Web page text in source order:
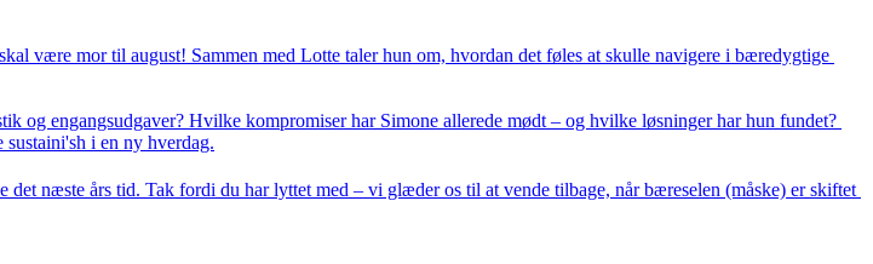
være mor til august! Sammen med Lotte taler hun om, hvordan det føles at skulle navigere i bæredygtige
og engangsudgaver? Hvilke kompromiser har Simone allerede mødt – og hvilke løsninger har hun fundet?
i en ny hverdag.
næste års tid. Tak fordi du har lyttet med – vi glæder os til at vende tilbage, når bæreselen (måske) er skiftet